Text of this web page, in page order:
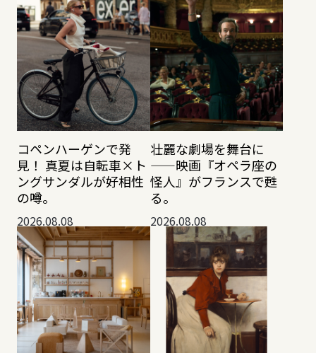
コペンハーゲンで発
見！ 真夏は自転車×ト
ングサンダルが好相性
の噂。
2026.08.08
壮麗な劇場を舞台に
——映画『オペラ座の
怪人』がフランスで甦
る。
2026.08.08